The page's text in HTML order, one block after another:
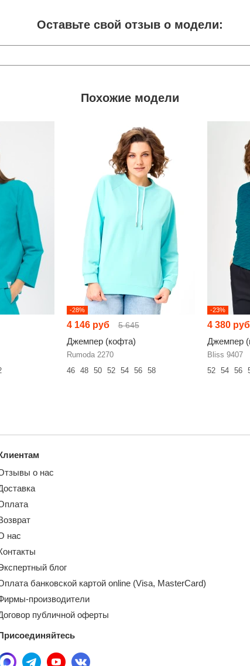
Оставьте свой отзыв о модели:
Похожие модели
-28%
4 146 руб 5 645
Джемпер (кофта)
Rumoda 2270
46
48 50 52 54 56 58
-23%
4 380 руб
Джемпер
Bliss 9407
52
54 56
о нас
нас
блог
банковской картой online (Visa, MasterCard)
производители
публичной оферты